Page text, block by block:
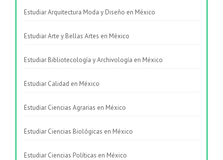
Estudiar Arquitectura Moda y Diseño en México
Estudiar Arte y Bellas Artes en México
Estudiar Bibliotecología y Archivología en México
Estudiar Calidad en México
Estudiar Ciencias Agrarias en México
Estudiar Ciencias Biológicas en México
Estudiar Ciencias Políticas en México